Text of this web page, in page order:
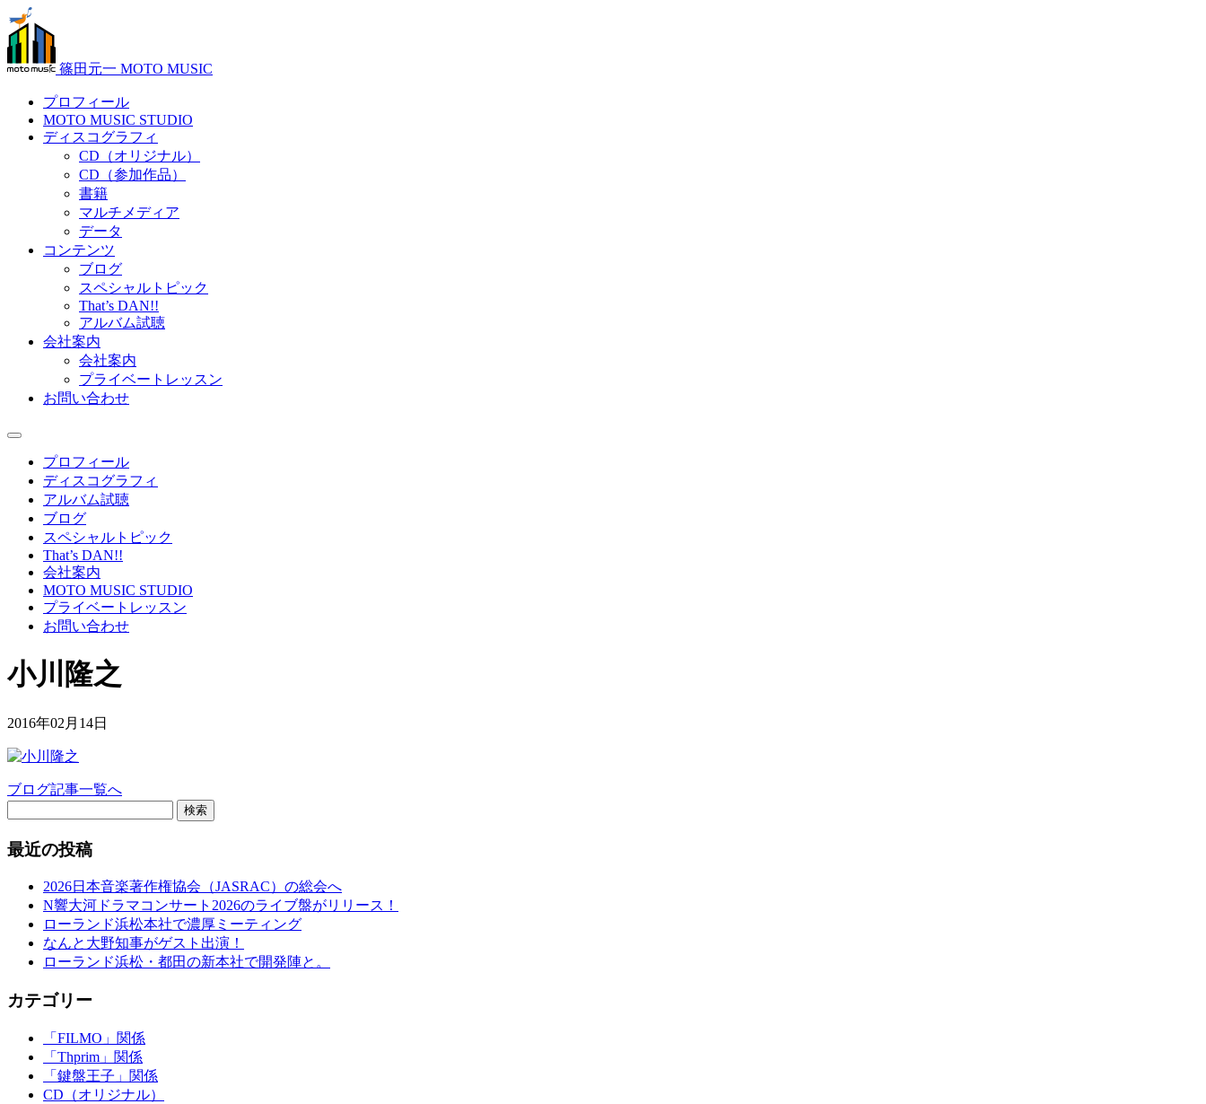
篠田元一 MOTO MUSIC
プロフィール
MOTO MUSIC STUDIO
ディスコグラフィ
CD（オリジナル）
CD（参加作品）
書籍
マルチメディア
データ
コンテンツ
ブログ
スペシャルトピック
That’s DAN!!
アルバム試聴
会社案内
会社案内
プライベートレッスン
お問い合わせ
プロフィール
ディスコグラフィ
アルバム試聴
ブログ
スペシャルトピック
That’s DAN!!
会社案内
MOTO MUSIC STUDIO
プライベートレッスン
お問い合わせ
小川隆之
2016年02月14日
ブログ記事一覧へ
検索
最近の投稿
2026日本音楽著作権協会（JASRAC）の総会へ
N響大河ドラマコンサート2026のライブ盤がリリース！
ローランド浜松本社で濃厚ミーティング
なんと大野知事がゲスト出演！
ローランド浜松・都田の新本社で開発陣と。
カテゴリー
「FILMO」関係
「Thprim」関係
「鍵盤王子」関係
CD（オリジナル）